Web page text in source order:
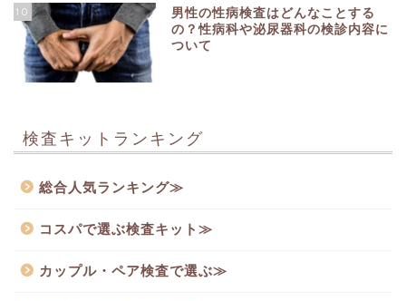
10
男性の性病検査はどんなことする
の？性病科や泌尿器科の検診内容に
ついて
検査キットランキング
総合人気ランキング≫
コスパで選ぶ検査キット≫
カップル・ペア検査で選ぶ≫